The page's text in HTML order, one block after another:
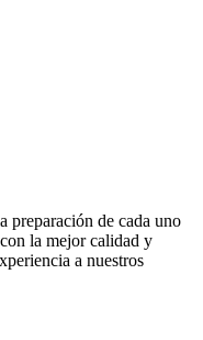
preparación de cada uno
la mejor calidad y
a nuestros